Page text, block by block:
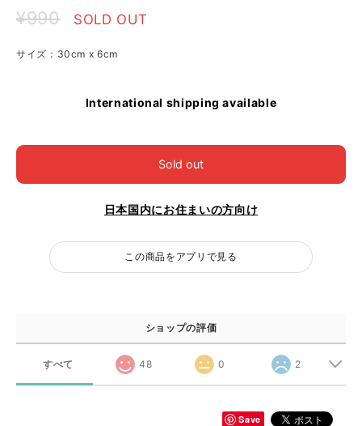
¥990 SOLD OUT
サイズ：30cm x 6cm
International shipping available
Sold out
日本国内にお住まいの方向け
この商品をアプリで見る
ショップの評価
すべて 48 0 2
Save